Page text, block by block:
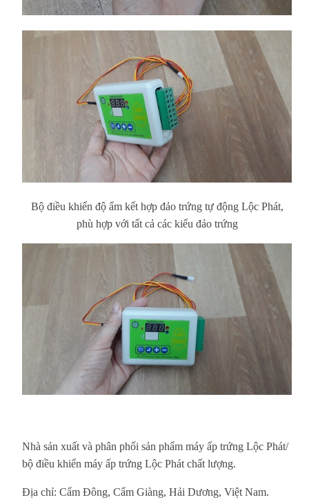
Bộ điều khiển độ ẩm kết hợp đảo trứng tự động Lộc Phát,
phù hợp với tất cả các kiểu đảo trứng
Nhà sản xuất và phân phối sản phẩm máy ấp trứng Lộc Phát/
bộ điều khiển máy ấp trứng Lộc Phát chất lượng.
Địa chỉ: Cẩm Đông, Cẩm Giàng, Hải Dương, Việt Nam.